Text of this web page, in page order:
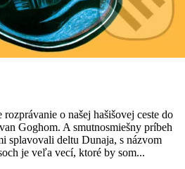
o našej hašišovej ceste do
Goghom. A smutnosmiešny príbeh
splavovali deltu Dunaja, s názvom
je veľa vecí, ktoré by som...